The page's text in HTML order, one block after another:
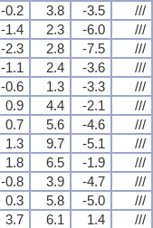
-0.2 3.8 -3.5
///
-1.4 2.3 -6.0
///
-2.3 2.8 -7.5
///
-1.1 2.4 -3.6
///
-0.6 1.3 -3.3
///
0.9 4.4 -2.1
///
0.7 5.6 -4.6
///
1.3 9.7 -5.1
///
1.8 6.5 -1.9
///
-0.8 3.9 -4.7
///
0.3 5.8 -5.0
///
3.7 6.1 1.4
///